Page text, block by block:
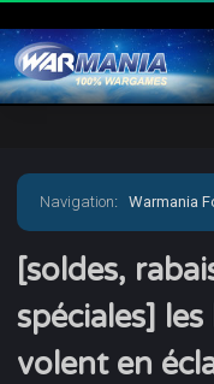
Navigation:Warmania
joueurs › [soldes,
bonnes résolutions
[soldes,
spéciales]
volent en